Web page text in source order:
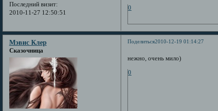
Последний визит:
2010-11-27 12:50:51
0
Поделиться2010-12-19 01:14:27
Мэвис Клер
Сказочница
нежно, очень мило)
0